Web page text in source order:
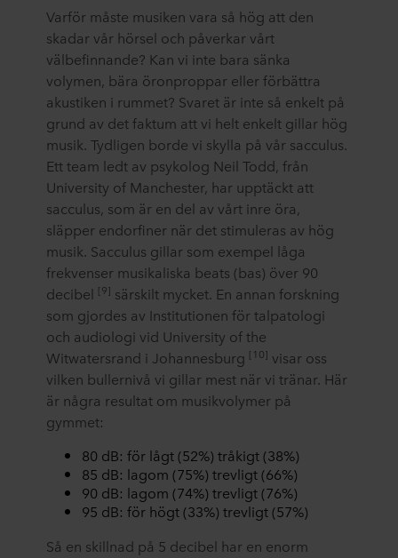
Varför måste musiken vara så hög att den
skadar vår hörsel och påverkar vårt
välbefinnande? Kan vi inte bara sänka
volymen, bära öronproppar eller förbättra
akustiken i rummet? Svaret är inte så enkelt på
grund av det faktum att vi helt enkelt gillar hög
musik. Tydligen borde vi skylla på vår sacculus.
Ett team ledt av psykolog Neil Todd, från
University of Manchester, har upptäckt att
sacculus, som är en del av vårt inre öra,
släpper endorfiner när det stimuleras av hög
musik. Sacculus gillar som exempel låga
frekvenser musikaliska beats (bas) över 90
decibel [9] särskilt mycket. En annan forskning
som gjordes av Institutionen för talpatologi
och audiologi vid University of the
Witwatersrand i Johannesburg [10] visar oss
vilken bullernivå vi gillar mest när vi tränar. Här
är några resultat om musikvolymer på
gymmet:
80 dB: för lågt (52%) tråkigt (38%)
85 dB: lagom (75%) trevligt (66%)
90 dB: lagom (74%) trevligt (76%)
95 dB: för högt (33%) trevligt (57%)
Så en skillnad på 5 decibel har en enorm